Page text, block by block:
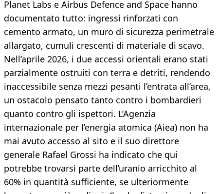
Planet Labs e Airbus Defence and Space hanno
documentato tutto: ingressi rinforzati con
cemento armato, un muro di sicurezza perimetrale
allargato, cumuli crescenti di materiale di scavo.
Nell’aprile 2026, i due accessi orientali erano stati
parzialmente ostruiti con terra e detriti, rendendo
inaccessibile senza mezzi pesanti l’entrata all’area,
un ostacolo pensato tanto contro i bombardieri
quanto contro gli ispettori. L’Agenzia
internazionale per l’energia atomica (Aiea) non ha
mai avuto accesso al sito e il suo direttore
generale Rafael Grossi ha indicato che qui
potrebbe trovarsi parte dell’uranio arricchito al
60% in quantità sufficiente, se ulteriormente